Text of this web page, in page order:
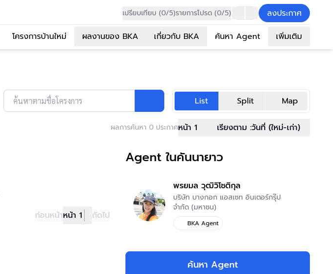
เปรียบเทียบ (0/5)รายการโปรด (0/5)
ลงประกาศ
โครงการบ้านใหม่ ผลงานของ BKA เกี่ยวกับ BKA ค้นหา Agent เพิ่มเติม
ค้นหาตามชื่อโครงการ List Split Map
ผลการค้นหา 0 ประกาศหน้า 1 เรียงตาม :วันที่ (ใหม่-เก่า)
ก่อนหน้าหน้า 1 ถัดไป
Agent ในคันนายาว
พรยมล วุฒิวิโชติกุล
บริษัท บางกอก แอสเซท อินเตอร์กรุ๊ป
จำกัด (มหาชน)
BKA Agent
ค้นหา Agent